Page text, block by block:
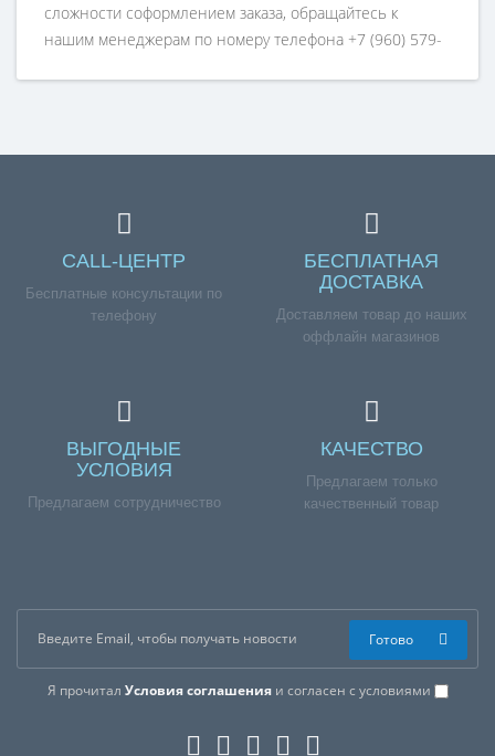
сложности соформлением заказа, обращайтесь к
нашим менеджерам по номеру телефона +7 (960) 579-
CALL-ЦЕНТР
Бесплатные консультации по
телефону
БЕСПЛАТНАЯ
ДОСТАВКА
Доставляем товар до наших
оффлайн магазинов
ВЫГОДНЫЕ
УСЛОВИЯ
Предлагаем сотрудничество
КАЧЕСТВО
Предлагаем только
качественный товар
Я прочитал Условия соглашенияи согласен с условиями
Готово